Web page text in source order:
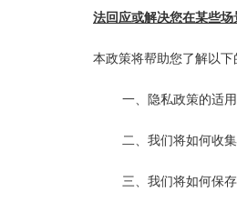
法回应或解决您在某些场景
本政策将帮助您了解以下
一、 隐私政策的适
二、 我们将如何收集
三、 我们将如何保存